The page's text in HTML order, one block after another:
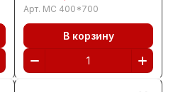
Арт. МС 400*700
В корзину